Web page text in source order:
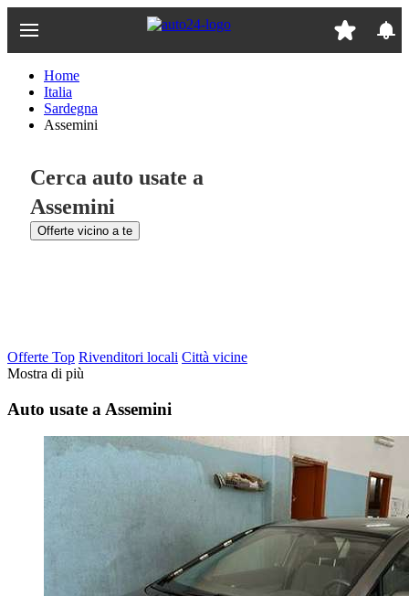
Home
Italia
Sardegna
Assemini
Cerca auto usate a
Assemini
Offerte vicino a te
Offerte Top Rivenditori locali Città vicine
Mostra di più
Auto usate a Assemini